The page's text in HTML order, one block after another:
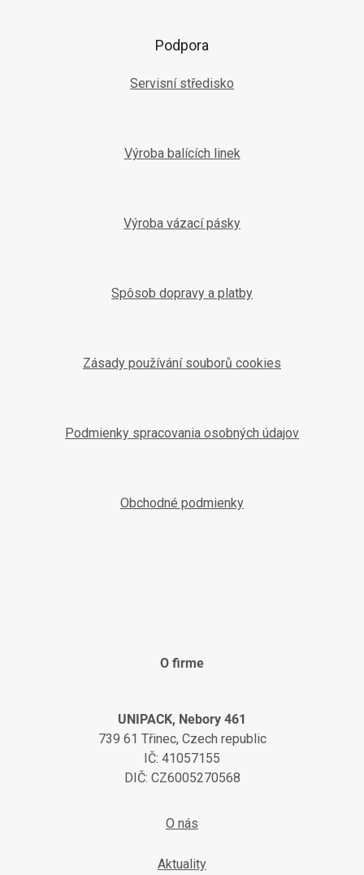
Podpora
Servisní středisko
Výroba balících linek
Výroba vázací pásky
Spôsob dopravy a platby
Zásady používání souborů cookies
Podmienky spracovania osobných údajov
Obchodné podmienky
O firme
UNIPACK, Nebory 461
739 61 Třinec, Czech republic
IČ: 41057155
DIČ: CZ6005270568
O nás
Aktuality